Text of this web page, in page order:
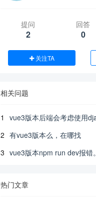
提问
2
回答
0
关注TA
相关问题
1
vue3版本后端会考虑使用
2 有vue3版本么，在哪找
3 vue3版本npm run dev报错。
热门文章